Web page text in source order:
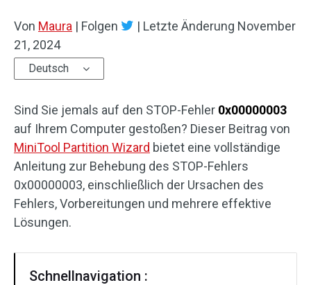
Von Maura | Folgen | Letzte Änderung November
21, 2024
Deutsch
Sind Sie jemals auf den STOP-Fehler 0x00000003
auf Ihrem Computer gestoßen? Dieser Beitrag von
MiniTool Partition Wizard bietet eine vollständige
Anleitung zur Behebung des STOP-Fehlers
0x00000003, einschließlich der Ursachen des
Fehlers, Vorbereitungen und mehrere effektive
Lösungen.
Schnellnavigation :